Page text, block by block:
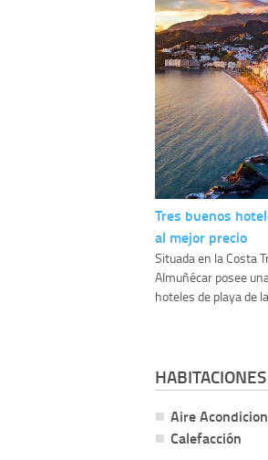
Tres buenos
al mejor precio
Situada en la Costa
Almuñécar posee
hoteles de playa de
HABITACIONES
Aire
Calefacción